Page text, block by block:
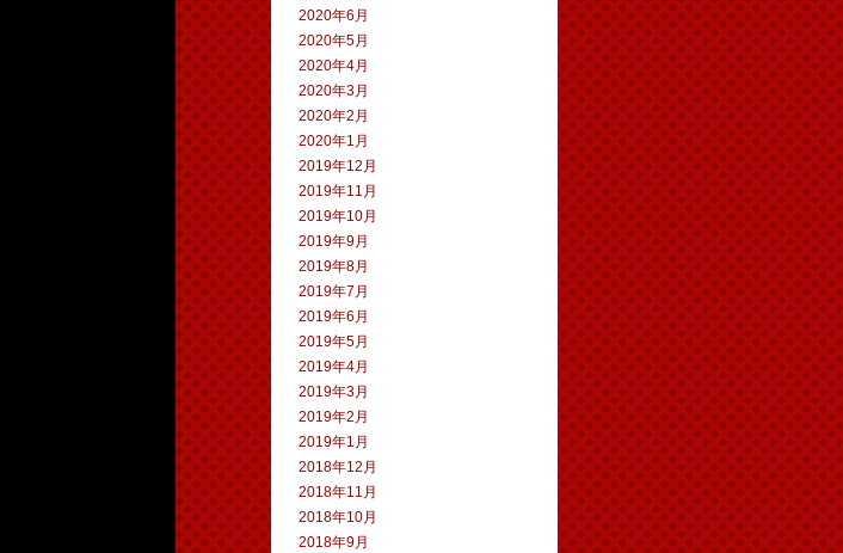
2020年6月
2020年5月
2020年4月
2020年3月
2020年2月
2020年1月
2019年12月
2019年11月
2019年10月
2019年9月
2019年8月
2019年7月
2019年6月
2019年5月
2019年4月
2019年3月
2019年2月
2019年1月
2018年12月
2018年11月
2018年10月
2018年9月